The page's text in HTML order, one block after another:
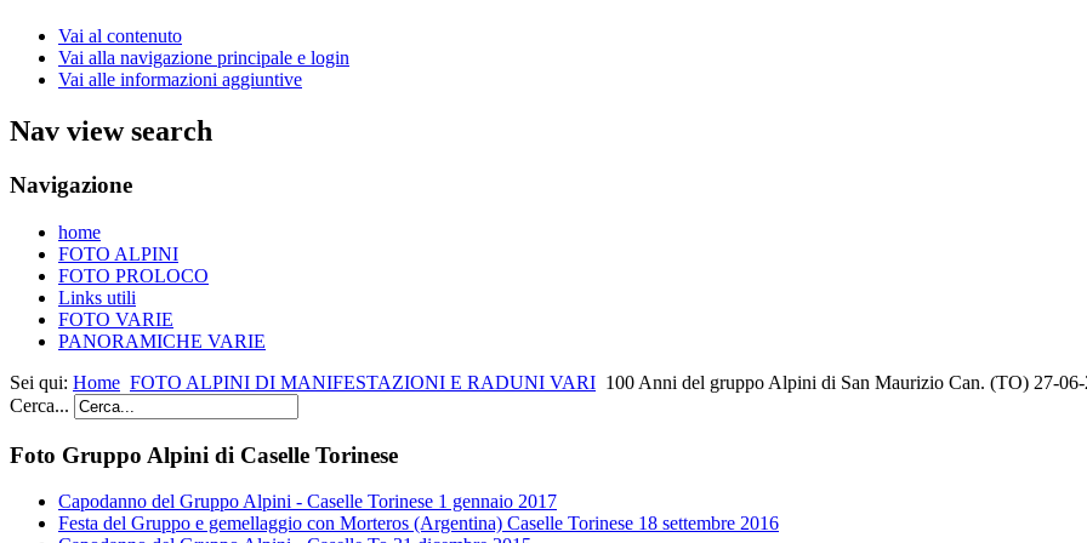
Vai al contenuto
Vai alla navigazione principale e login
Vai alle informazioni aggiuntive
Nav view search
Navigazione
home
FOTO ALPINI
FOTO PROLOCO
Links utili
FOTO VARIE
PANORAMICHE VARIE
Sei qui: Home FOTO ALPINI DI MANIFESTAZIONI E RADUNI VARI 100 Anni del gruppo Alpini di San Maurizio Can. (TO) 27-
Cerca...
Foto Gruppo Alpini di Caselle Torinese
Capodanno del Gruppo Alpini - Caselle Torinese 1 gennaio 2017
Festa del Gruppo e gemellaggio con Morteros (Argentina) Caselle Torinese 18 settembre 2016